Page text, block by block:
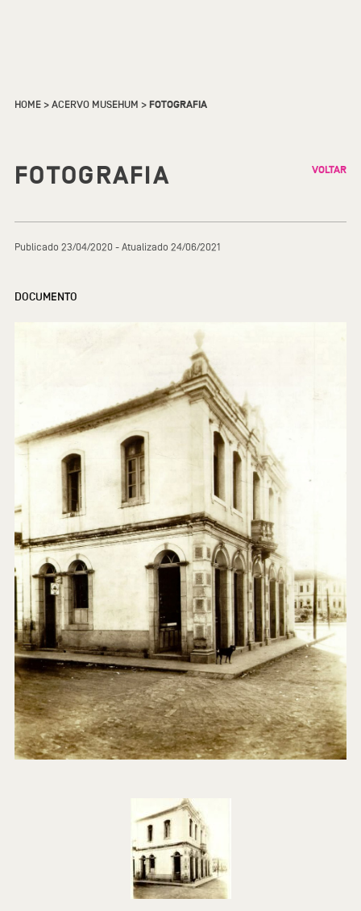
HOME>ACERVO MUSEHUM >FOTOGRAFIA
FOTOGRAFIA VOLTAR
Publicado 23/04/2020 - Atualizado 24/06/2021
DOCUMENTO